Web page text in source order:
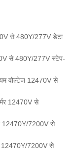
से 480Y/277V डेटा
से 480Y/277V स्टेप-
वोल्टेज 12470V से
12470V से
12470Y/7200V से
12470Y/7200V से